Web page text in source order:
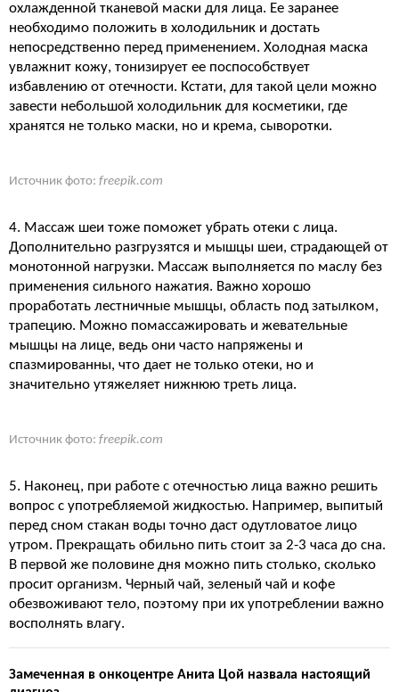
охлажденной тканевой маски для лица. Ее заранее
необходимо положить в холодильник и достать
непосредственно перед применением. Холодная маска
увлажнит кожу, тонизирует ее поспособствует
избавлению от отечности. Кстати, для такой цели можно
завести небольшой холодильник для косметики, где
хранятся не только маски, но и крема, сыворотки.
Источник фото: freepik.com
4. Массаж шеи тоже поможет убрать отеки с лица.
Дополнительно разгрузятся и мышцы шеи, страдающей от
монотонной нагрузки. Массаж выполняется по маслу без
применения сильного нажатия. Важно хорошо
проработать лестничные мышцы, область под затылком,
трапецию. Можно помассажировать и жевательные
мышцы на лице, ведь они часто напряжены и
спазмированны, что дает не только отеки, но и
значительно утяжеляет нижнюю треть лица.
Источник фото: freepik.com
5. Наконец, при работе с отечностью лица важно решить
вопрос с употребляемой жидкостью. Например, выпитый
перед сном стакан воды точно даст одутловатое лицо
утром. Прекращать обильно пить стоит за 2-3 часа до сна.
В первой же половине дня можно пить столько, сколько
просит организм. Черный чай, зеленый чай и кофе
обезвоживают тело, поэтому при их употреблении важно
восполнять влагу.
Замеченная в онкоцентре Анита Цой назвала настоящий